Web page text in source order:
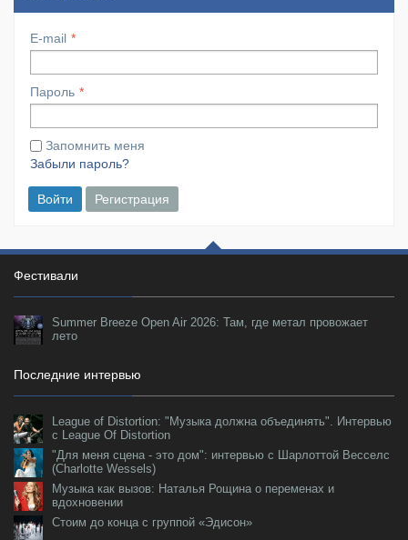
E-mail
Пароль
Запомнить меня
Забыли пароль?
Войти Регистрация
Фестивали
Summer Breeze Open Air 2026: Там, где метал провожает
лето
Последние интервью
League of Distortion: "Музыка должна объединять". Интервью
с League Of Distortion
"Для меня сцена - это дом": интервью с Шарлоттой Весселс
(Charlotte Wessels)
Музыка как вызов: Наталья Рощина о переменах и
вдохновении
Стоим до конца с группой «Эдисон»